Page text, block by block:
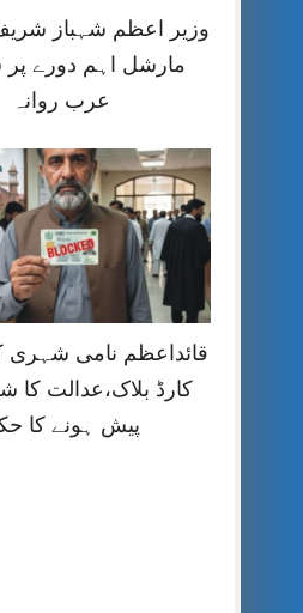
وزیر اعظم شہباز
مارشل اہم دورے
عرب روانہ
قائداعظم نامی شہری
کارڈ بلاک،عدالت کا
پیش ہونے کا